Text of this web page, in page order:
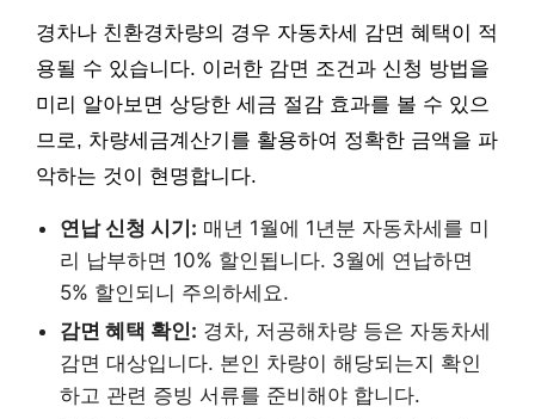
경차나 친환경차량의 경우 자동차세 감면 혜택이 적
용될 수 있습니다. 이러한 감면 조건과 신청 방법을
미리 알아보면 상당한 세금 절감 효과를 볼 수 있으
므로, 차량세금계산기를 활용하여 정확한 금액을 파
악하는 것이 현명합니다.
연납 신청 시기: 매년 1월에 1년분 자동차세를 미
리 납부하면 10% 할인됩니다. 3월에 연납하면
5% 할인되니 주의하세요.
감면 혜택 확인: 경차, 저공해차량 등은 자동차세
감면 대상입니다. 본인 차량이 해당되는지 확인
하고 관련 증빙 서류를 준비해야 합니다.